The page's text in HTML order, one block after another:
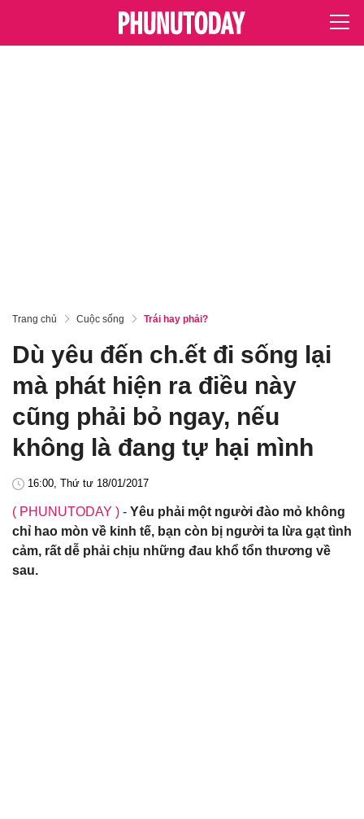
Trang chủ Cuộc sống Trái hay phải?
Dù yêu đến ch.ết đi sống lại
mà phát hiện ra điều này
cũng phải bỏ ngay, nếu
không là đang tự hại mình
16:00, Thứ tư 18/01/2017
( PHUNUTODAY ) - Yêu phải một người đào mỏ không
chỉ hao mòn về kinh tế, bạn còn bị người ta lừa gạt tình
cảm, rất dễ phải chịu những đau khổ tổn thương về
sau.